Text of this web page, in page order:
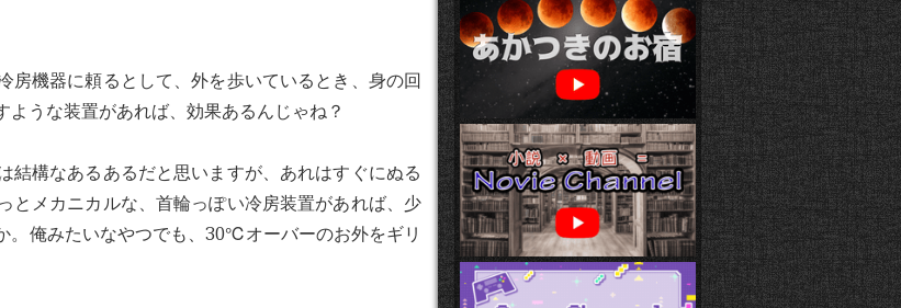
房機器に頼るとして、外を歩いているとき、身の回
うな装置があれば、効果あるんじゃね？
構なあるあるだと思いますが、あれはすぐにぬる
とメカニカルな、首輪っぽい冷房装置があれば、少
。俺みたいなやつでも、30℃オーバーのお外をギリ